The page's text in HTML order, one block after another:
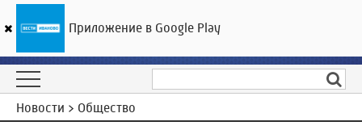
ГТРК «Ивтелерадио»
Новости > Общество
Приложение в Google Play